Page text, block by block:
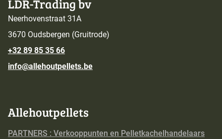
LDR-Trading bv
Neerhovenstraat 31A
3670 Oudsbergen (Gruitrode)
+32 89 85 35 66
info@allehoutpellets.be
Allehoutpellets
PARTNERS : Verkooppunten en Pelletkachelhandelaars